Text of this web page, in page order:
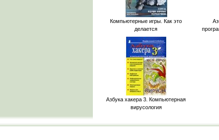
Компьютерные игры. Как это
делается
Азбука хакера 3. Компьютерная
вирусология